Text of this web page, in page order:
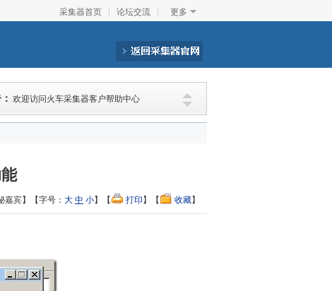
采集器首页 论坛交流 更多
欢迎访问火车采集器客户帮助中心
嘉宾】【字号： 大 中 小】【 打印 】【 收藏】